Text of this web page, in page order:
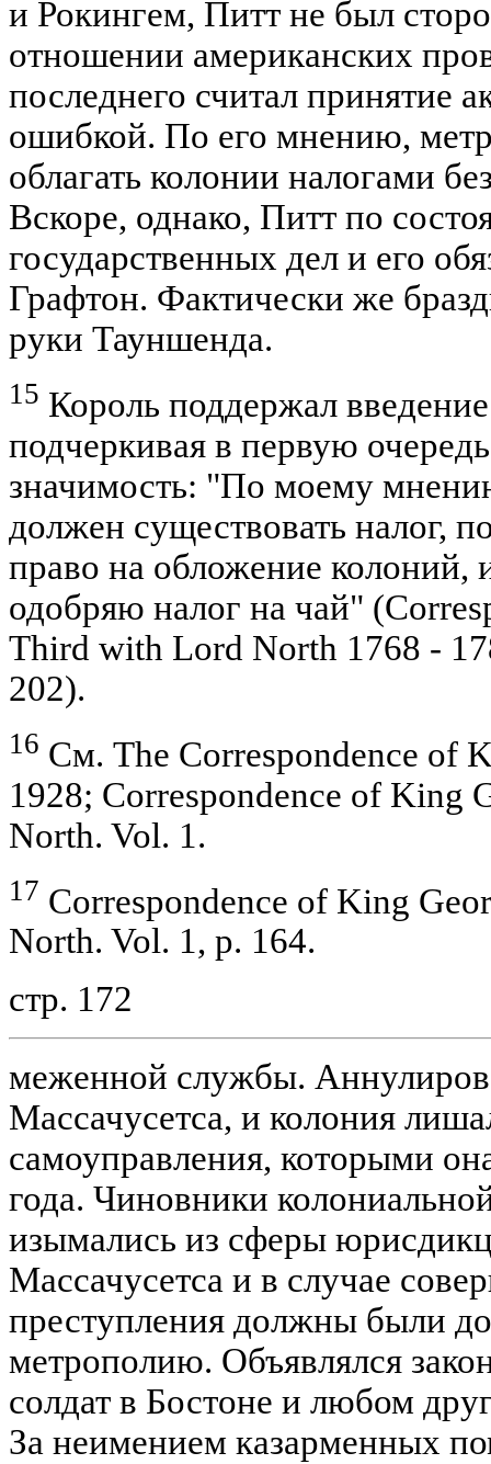
и Рокингем, Питт не был
отношении американских
последнего считал принятие
ошибкой. По его мнению,
облагать колонии налогами
Вскоре, однако, Питт по
государственных дел и его
Графтон. Фактически же
руки Тауншенда.
15 Король поддержал введение
подчеркивая в первую
значимость: "По моему
должен существовать налог,
право на обложение колоний,
одобряю налог на чай"
Third with Lord North 1768 -
202).
16 См. The Correspondence of
1928; Correspondence of King
North. Vol. 1.
17 Correspondence of King
North. Vol. 1, p. 164.
стр. 172
меженной службы.
Массачусетса, и колония
самоуправления, которыми
года. Чиновники
изымались из сферы
Массачусетса и в случае
преступления должны были
метрополию. Объявлялся
солдат в Бостоне и любом
За неимением казарменных